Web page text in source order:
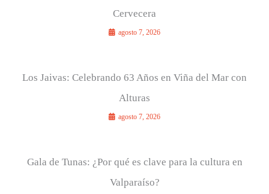
Cervecera
agosto 7, 2026
Los Jaivas: Celebrando 63 Años en Viña del Mar con
Alturas
agosto 7, 2026
Gala de Tunas: ¿Por qué es clave para la cultura en
Valparaíso?